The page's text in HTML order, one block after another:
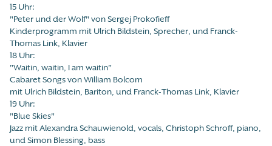
15 Uhr:
"Peter und der Wolf" von Sergej Prokofieff
Kinderprogramm mit Ulrich Bildstein, Sprecher, und Franck-
Thomas Link, Klavier
18 Uhr:
"Waitin, waitin, I am waitin"
Cabaret Songs von William Bolcom
mit Ulrich Bildstein, Bariton, und Franck-Thomas Link, Klavier
19 Uhr:
"Blue Skies"
Jazz mit Alexandra Schauwienold, vocals, Christoph Schroff, piano,
und Simon Blessing, bass